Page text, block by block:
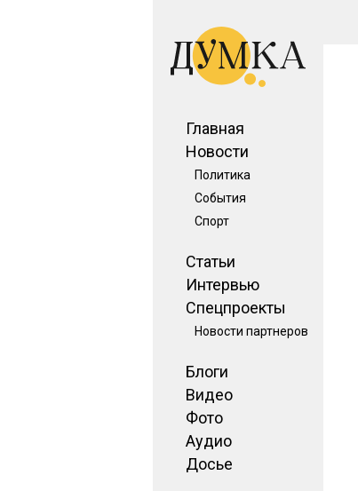
Главная
Новости
Политика
События
Спорт
Статьи
Интервью
Спецпроекты
Новости партнеров
Блоги
Видео
Фото
Аудио
Досье